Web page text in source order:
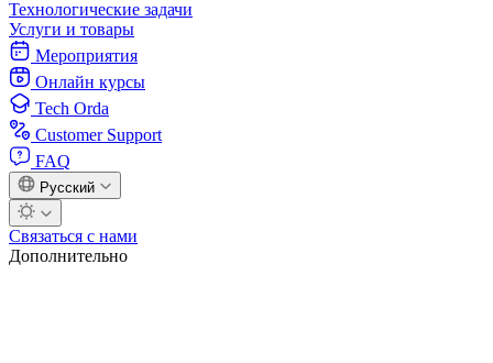
Технологические задачи
Услуги и товары
Мероприятия
Онлайн курсы
Tech Orda
Customer Support
FAQ
Русский
Связаться с нами
Дополнительно